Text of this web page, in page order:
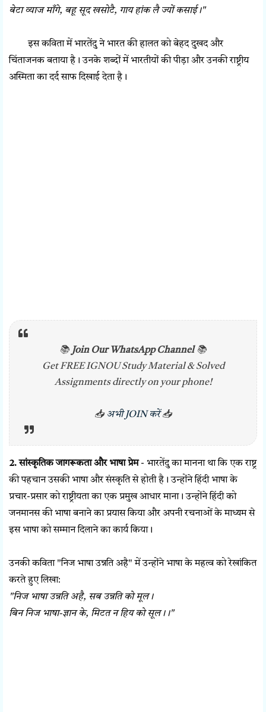
बेटा व्याज माँगे, बहू सूद खसोटै, गाय हांक लै ज्यों कसाई।"
इस कविता में भारतेंदु ने भारत की हालत को बेहद दुखद और
चिंताजनक बताया है। उनके शब्दों में भारतीयों की पीड़ा और उनकी राष्ट्रीय
अस्मिता का दर्द साफ दिखाई देता है।
📚 Join Our WhatsApp Channel📚
Get FREE IGNOU Study Material & Solved
Assignments directly on your phone!
📥अभी JOIN करें📥
2. सांस्कृतिक जागरूकता और भाषा प्रेम- भारतेंदु का मानना था कि एक राष्ट्र
की पहचान उसकी भाषा और संस्कृति से होती है। उन्होंने हिंदी भाषा के
प्रचार-प्रसार को राष्ट्रीयता का एक प्रमुख आधार माना। उन्होंने हिंदी को
जनमानस की भाषा बनाने का प्रयास किया और अपनी रचनाओं के माध्यम से
इस भाषा को सम्मान दिलाने का कार्य किया।
उनकी कविता "निज भाषा उन्नति अहै" में उन्होंने भाषा के महत्व को रेखांकित
करते हुए लिखा:
"निज भाषा उन्नति अहै, सब उन्नति को मूल।
बिन निज भाषा-ज्ञान के, मिटत न हिय को सूल।।"